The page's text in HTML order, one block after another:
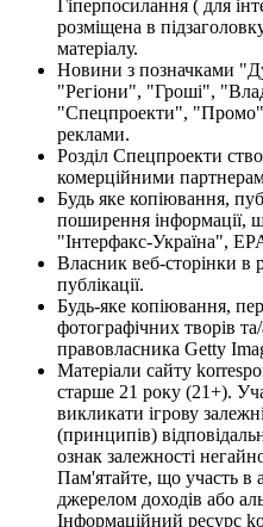
Гіперпосилання ( для
розміщена в
матеріалу.
Новини з позначками
"Регіони", "Гроші",
"Спецпроекти", "Промо"
реклами.
Розділ Спецпроекти
комерційними
Будь яке копіювання,
поширення інформації,
"Інтерфакс-Україна",
Власник веб-сторінки в
публікації.
Будь-яке копіювання,
фотографічних творів
правовласника Getty
Матеріали сайту
старше 21 року (21+).
викликати ігрову
(принципів)
ознак залежності
Пам'ятайте, що участь в
джерелом доходів або
Інформаційний ресурс